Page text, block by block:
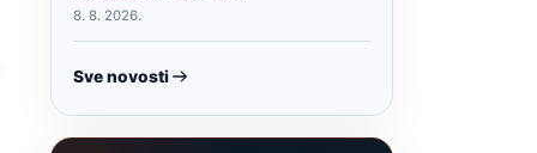
8. 8. 2026.
Sve novosti